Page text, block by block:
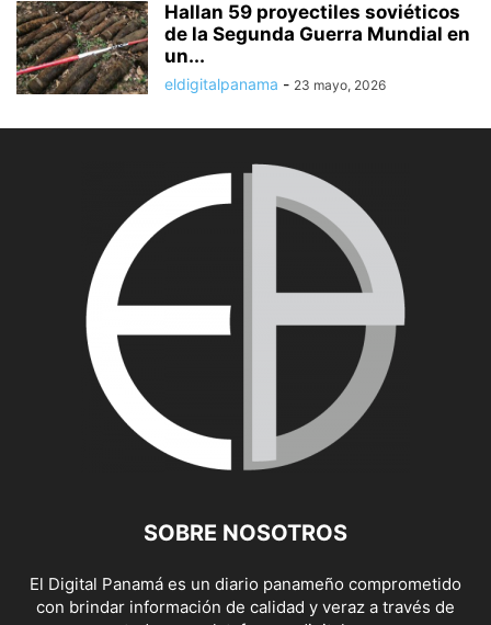
Hallan 59 proyectiles soviéticos
de la Segunda Guerra Mundial en
un...
eldigitalpanama - 23 mayo, 2026
SOBRE NOSOTROS
El Digital Panamá es un diario panameño comprometido
con brindar información de calidad y veraz a través de